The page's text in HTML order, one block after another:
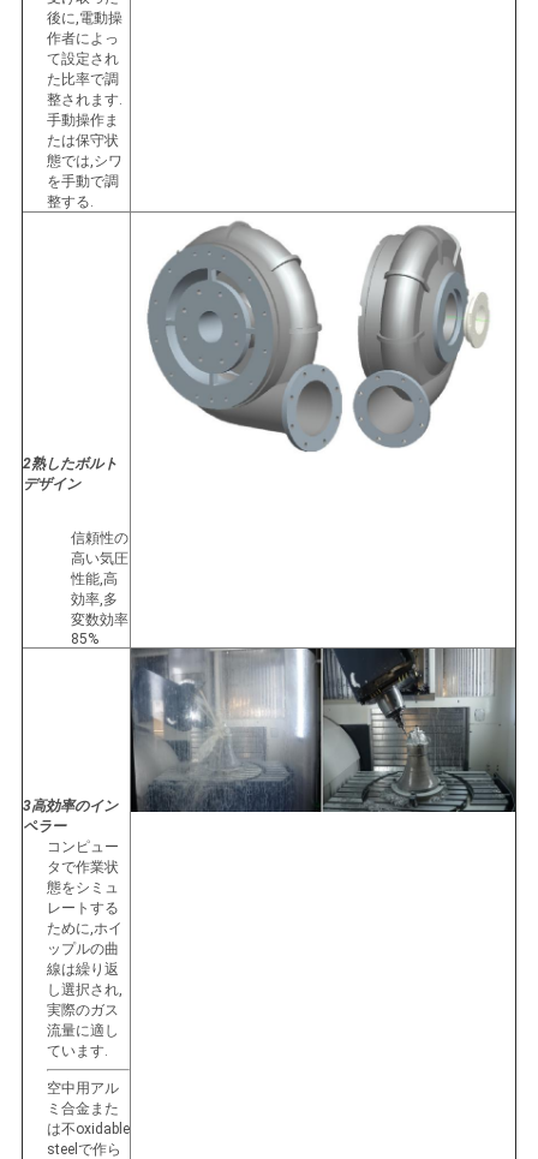
後に,電動操
作者によっ
て設定され
た比率で調
整されます.
手動操作ま
たは保守状
態では,シワ
を手動で調
整する.
2熟したボルト
デザイン
信頼性の
高い気圧
性能,高
効率,多
変数効率
85%
3高効率のイン
ペラー
コンピュー
タで作業状
態をシミュ
レートする
ために,ホイ
ップルの曲
線は繰り返
し選択され,
実際のガス
流量に適し
ています.
空中用アル
ミ合金また
は不oxidable
steelで作ら